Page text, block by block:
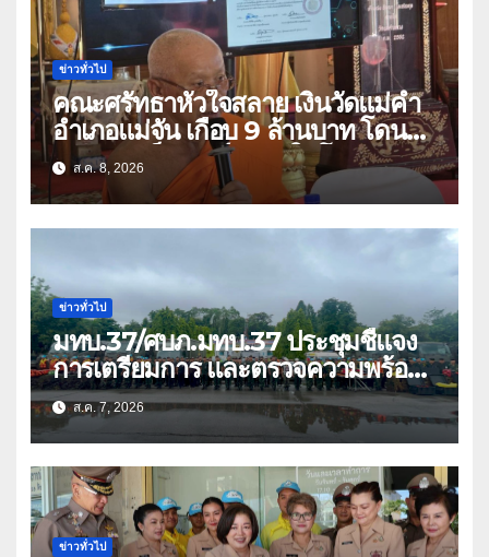
ข่าวทั่วไป
คณะศรัทธาหัวใจสลาย เงินวัดแม่คำ
อำเภอแม่จัน เกือบ 9 ล้านบาท โดน
แก๊งคอลเซ็นเตอร์หลอกให้โอนข้ามปีก
ว่า 66 บัญชี
ส.ค. 8, 2026
ข่าวทั่วไป
มทบ.37/ศบภ.มทบ.37 ประชุมชี้แจง
การเตรียมการ และตรวจความพร้อม
ด้านการบรรเทาสาธารณภัย
ส.ค. 7, 2026
ข่าวทั่วไป